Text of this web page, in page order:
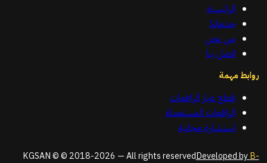
الرئيسية
خدماتنا
من نحن
اتصل بنا
روابط مهمة
قطع غيار الرافعات
الرافعات المستعملة
استشارة مجانية
KGSAN © © 2018-2026 — All rights reservedDeveloped byB-